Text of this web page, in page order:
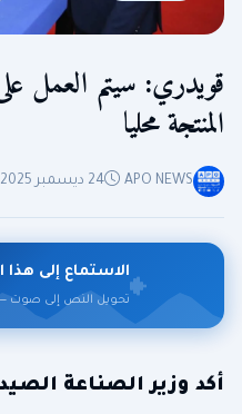
قويدري: سيتم العمل
المنتجة محليا
APO NEWS 24 ديسمبر 2025 - الساعة 19:09
الاستماع إلى هذا
تحويل النص إلى صوت
أكد وزير الصناعة